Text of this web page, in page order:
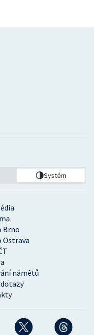
Brno
Ostrava
námětů
Systém